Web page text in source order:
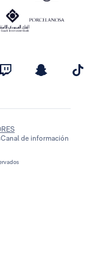
Canal de información